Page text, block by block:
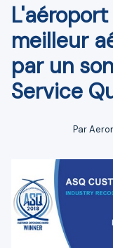
meilleur
par un
Service
Par